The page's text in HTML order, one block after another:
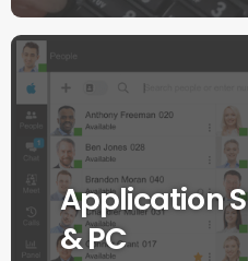
Application
& PC